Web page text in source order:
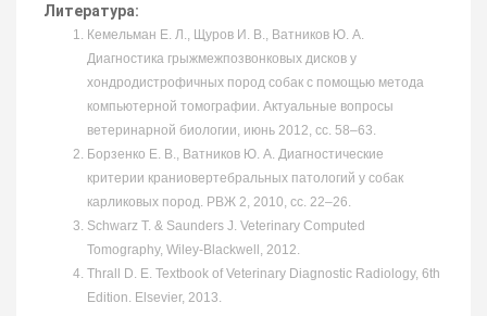
Литература:
Кемельман Е. Л., Щуров И. В., Ватников Ю. А.
Диагностика грыжмежпозвонковых дисков у
хондродистрофичных пород собак с помощью метода
компьютерной томографии. Актуальные вопросы
ветеринарной биологии, июнь 2012, сс. 58–63.
Борзенко Е. В., Ватников Ю. А. Диагностические
критерии краниовертебральных патологий у собак
карликовых пород. РВЖ 2, 2010, сс. 22–26.
Schwarz T. & Saunders J. Veterinary Computed
Tomography, Wiley-Blackwell, 2012.
Thrall D. E. Textbook of Veterinary Diagnostic Radiology, 6th
Edition. Elsevier, 2013.